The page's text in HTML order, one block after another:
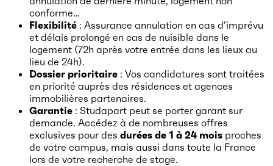
conforme…
Flexibilité : Assurance annulation en cas d’imprévu
et délais prolongé en cas de nuisible dans le
logement (72h après votre entrée dans les lieux au
lieu de 24h).
Dossier prioritaire : Vos candidatures sont traitées
en priorité auprès des résidences et agences
immobilières partenaires.
Garantie : Studapart peut se porter garant sur
demande. Accédez à de nombreuses offres
exclusives pour des durées de 1 à 24 mois proches
de votre campus, mais aussi dans toute la France
lors de votre recherche de stage.